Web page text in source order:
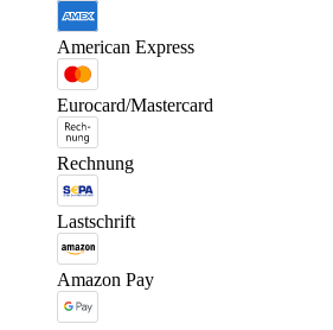
American Express
Eurocard/Mastercard
Rechnung
Lastschrift
Amazon Pay